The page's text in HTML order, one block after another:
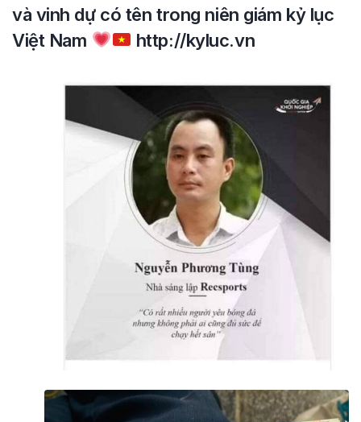
và vinh dự có tên trong niên giám kỷ lục
Việt Nam
http://kyluc.vn